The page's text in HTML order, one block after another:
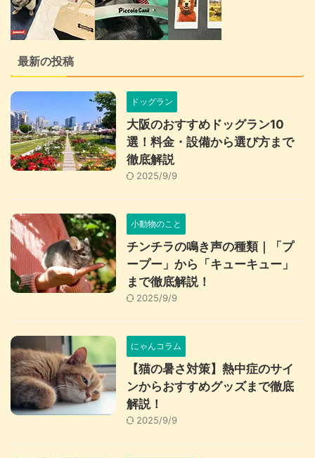
最新の投稿
ドッグラン
大阪のおすすめドッグラン10
選！料金・設備から選び方まで
徹底解説
2025/9/9
小動物のこと
チンチラの鳴き声の種類｜「プ
ープー」から「キューキュー」
まで徹底解説！
2025/9/9
にゃんコラム
【猫の暑さ対策】熱中症のサイ
ンからおすすめグッズまで徹底
解説！
2025/9/9